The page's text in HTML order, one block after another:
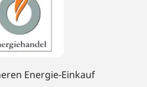
Energie-Einkauf